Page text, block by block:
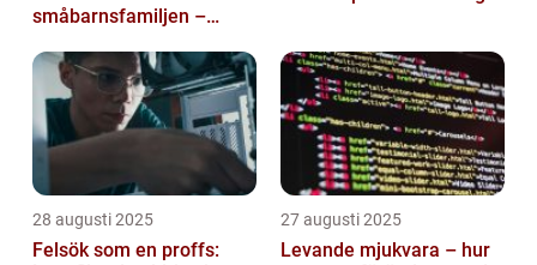
småbarnsfamiljen –
barnens dagliga rutiner
28 augusti 2025
Felsök som en proffs:
27 augusti 2025
Levande mjukvara – hur